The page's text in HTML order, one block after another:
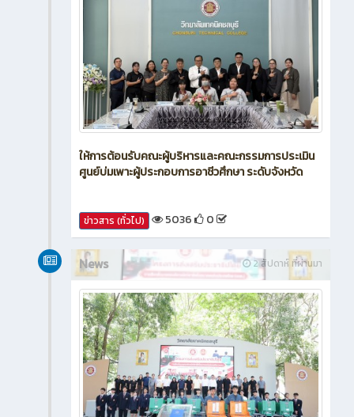
ให้การต้อนรับคณะผู้บริหารและคณะกรรมการประเมิน
ศูนย์บ่มเพาะผู้ประกอบการอาชีวศึกษา ระดับจังหวัด
ข่าวสาร (ทั่วไป) 5036 0
2 สัปดาห์ ที่ผ่านมา
News